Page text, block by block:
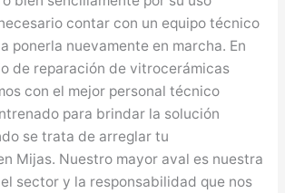
contar con un equipo técnico
ponerla nuevamente en marcha. En
de reparación de vitrocerámicas
con el mejor personal técnico
para brindar la solución
se trata de arreglar tu
Mijas. Nuestro mayor aval es nuestra
sector y la responsabilidad que nos